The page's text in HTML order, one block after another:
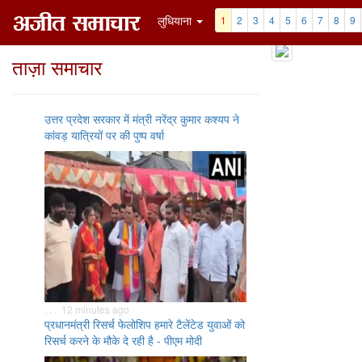
लुधियाना 1 2 3 4 5 6 7 8 9
ताज़ा समाचार
उत्तर प्रदेश सरकार में मंत्री नरेंद्र कुमार कश्यप ने
कांवड़ यात्रियों पर की पुष्प वर्षा
. . . 12 minutes ago
प्रधानमंत्री रिसर्च फेलोशिप हमारे टैलेंटेड युवाओं को
रिसर्च करने के मौके दे रही है - पीएम मोदी